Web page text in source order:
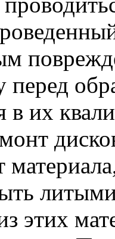
перед
в их
этих